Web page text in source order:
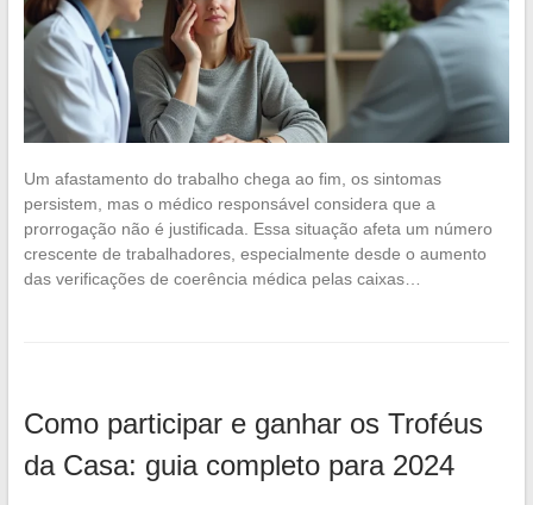
Um afastamento do trabalho chega ao fim, os sintomas
persistem, mas o médico responsável considera que a
prorrogação não é justificada. Essa situação afeta um número
crescente de trabalhadores, especialmente desde o aumento
das verificações de coerência médica pelas caixas…
Como participar e ganhar os Troféus
da Casa: guia completo para 2024